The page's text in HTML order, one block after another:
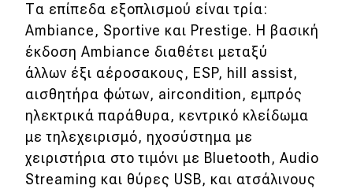
Τα επίπεδα εξοπλισμού είναι τρία:
Ambiance, Sportive και Prestige. Η βασική
έκδοση Ambiance διαθέτει μεταξύ
άλλων έξι αέροσακους, ESP, hill assist,
αισθητήρα φώτων, aircondition, εμπρός
ηλεκτρικά παράθυρα, κεντρικό κλείδωμα
με τηλεχειρισμό, ηχοσύστημα με
χειριστήρια στο τιμόνι με Bluetooth, Audio
Streaming και θύρες USB, και ατσάλινους